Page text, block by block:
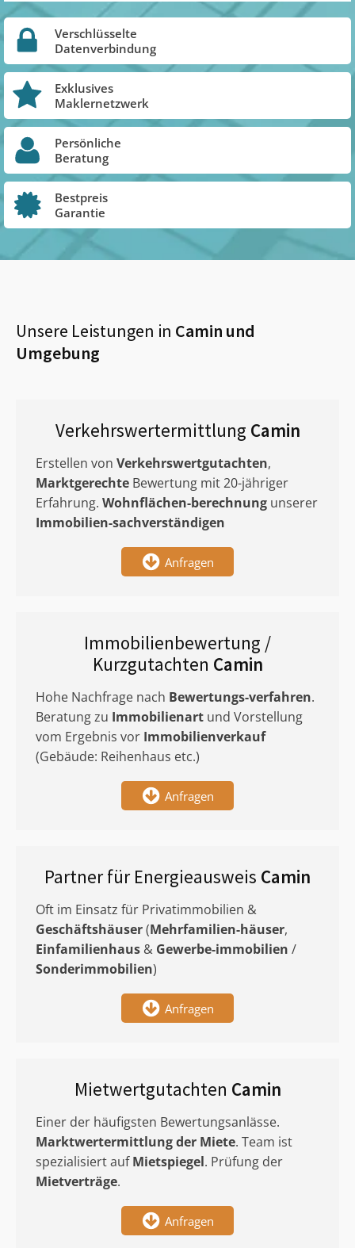
Verschlüsselte
Datenverbindung
Exklusives
Maklernetzwerk
Persönliche
Beratung
Bestpreis
Garantie
Unsere Leistungen in Camin und
Umgebung
Verkehrswertermittlung Camin
Erstellen von Verkehrswertgutachten,
Marktgerechte Bewertung mit 20-jähriger
Erfahrung. Wohnflächen-berechnung unserer
Immobilien-sachverständigen
Anfragen
Immobilienbewertung /
Kurzgutachten Camin
Hohe Nachfrage nach Bewertungs-verfahren.
Beratung zu Immobilienart und Vorstellung
vom Ergebnis vor Immobilienverkauf
(Gebäude: Reihenhaus etc.)
Anfragen
Partner für Energieausweis Camin
Oft im Einsatz für Privatimmobilien &
Geschäftshäuser(Mehrfamilien-häuser,
Einfamilienhaus & Gewerbe-immobilien /
Sonderimmobilien)
Anfragen
Mietwertgutachten Camin
Einer der häufigsten Bewertungsanlässe.
Marktwertermittlungder Miete. Team ist
spezialisiert aufMietspiegel. Prüfung der
Mietverträge.
Anfragen